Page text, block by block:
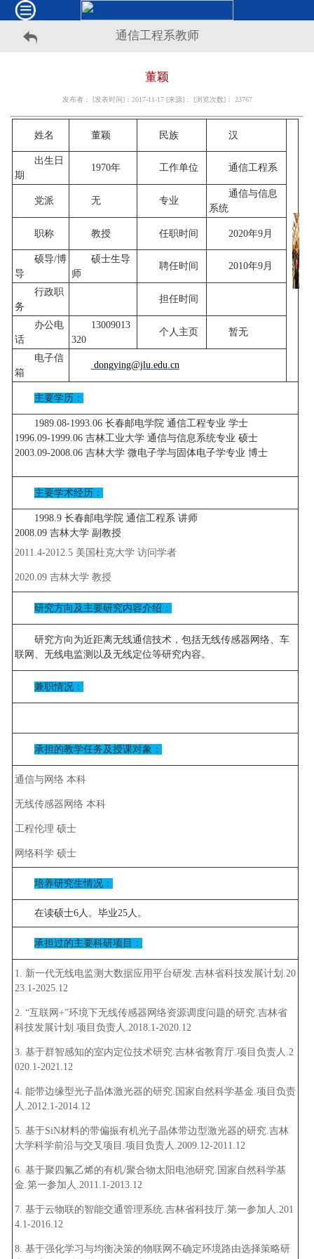
通信工程系教师
董颖
发布者： [发表时间]：2017-11-17 [来源]： [浏览次数]： 23767
姓名 董颖 民族 汉
出生日
期
1970年 工作单位 通信工程系
党派 无 专业
通信与信息
系统
职称 教授 任职时间 2020年9月
硕导/博
导
硕士生导
师
聘任时间 2010年9月
行政职
务
担任时间
办公电
话
13009013
320
个人主页 暂无
电子信
箱
dongying@jlu.edu.cn
主要学历：
1989.08-1993.06 长春邮电学院 通信工程专业 学士
1996.09-1999.06 吉林工业大学 通信与信息系统专业 硕士
2003.09-2008.06 吉林大学 微电子学与固体电子学专业 博士
主要学术经历：
1998.9 长春邮电学院 通信工程系 讲师
2008.09 吉林大学 副教授
2011.4-2012.5 美国杜克大学 访问学者
2020.09 吉林大学 教授
研究方向及主要研究内容介绍：
研究方向为近距离无线通信技术，包括无线传感器网络、车
联网、无线电监测以及无线定位等研究内容。
兼职情况：
承担的教学任务及授课对象：
通信与网络 本科
无线传感器网络 本科
工程伦理 硕士
网络科学 硕士
培养研究生情况：
在读硕士6人。毕业25人。
承担过的主要科研项目：
1. 新一代无线电监测大数据应用平台研发.吉林省科技发展计划.20
23.1-2025.12
2. “互联网+”环境下无线传感器网络资源调度问题的研究.吉林省
科技发展计划.项目负责人.2018.1-2020.12
3. 基于群智感知的室内定位技术研究.吉林省教育厅.项目负责人.2
020.1-2021.12
4. 能带边缘型光子晶体激光器的研究.国家自然科学基金.项目负责
人.2012.1-2014.12
5. 基于SiN材料的带偏振有机光子晶体带边型激光器的研究.吉林
大学科学前沿与交叉项目.项目负责人.2009.12-2011.12
6. 基于聚四氟乙烯的有机/聚合物太阳电池研究.国家自然科学基
金.第一参加人.2011.1-2013.12
7. 基于云物联的智能交通管理系统.吉林省科技厅.第一参加人.201
4.1-2016.12
8. 基于强化学习与均衡决策的物联网不确定环境路由选择策略研